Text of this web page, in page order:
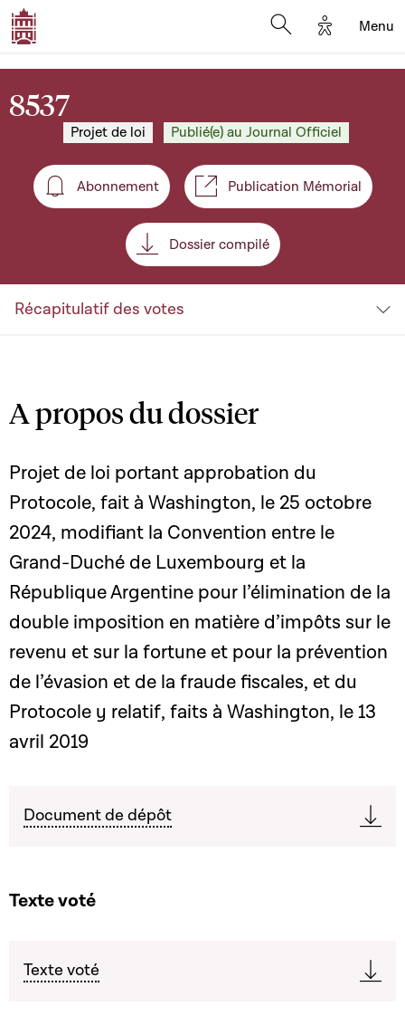
Options
Menu
8537
Projet de loi Publié(e) au Journal Officiel
Abonnement
Abonnement Publication Mémorial
Dossier compilé
Récapitulatif des votes
A propos du dossier
Projet de loi portant approbation du
Protocole, fait à Washington, le 25 octobre
2024, modifiant la Convention entre le
Grand-Duché de Luxembourg et la
République Argentine pour l’élimination de la
double imposition en matière d’impôts sur le
revenu et sur la fortune et pour la prévention
de l’évasion et de la fraude fiscales, et du
Protocole y relatif, faits à Washington, le 13
avril 2019
Document de dépôt
Texte voté
Texte voté